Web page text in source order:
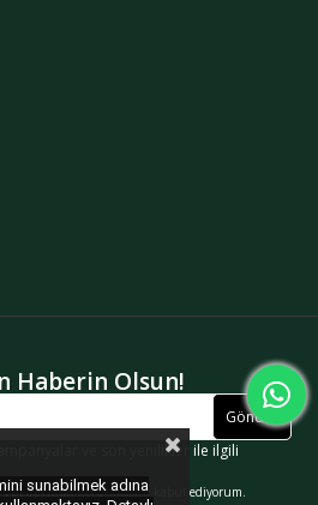
Haberin Olsun!
ve son yenilikler ile ilgili
Gönder
verileriminkorunmasını kabul ediyorum.
sunabilmek adına